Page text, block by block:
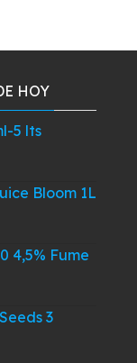
HOY
5 lts
Bloom 1L
4,5% Fume
3